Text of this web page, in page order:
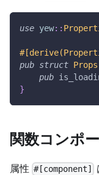
use yew::
pub struct Props
pub
}
関数コンポ
属性 #[component]